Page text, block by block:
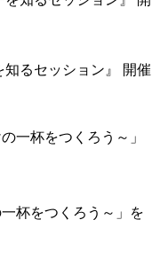
知るセッション』 開催
一杯をつくろう～」を